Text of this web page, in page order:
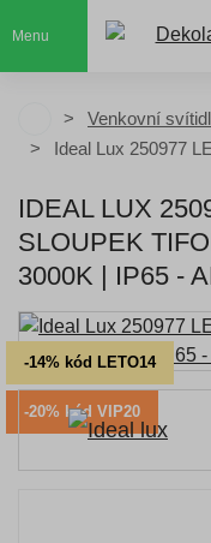
Menu
Venkovní
Ideal Lux 250977
IDEAL LUX
SLOUPEK
3000K | IP65 -
-14% kód LETO14
-20% kód VIP20